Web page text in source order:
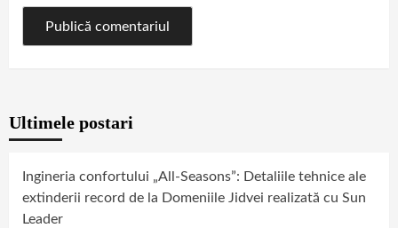
Ultimele postari
Ingineria confortului „All-Seasons”: Detaliile tehnice ale
extinderii record de la Domeniile Jidvei realizată cu Sun
Leader